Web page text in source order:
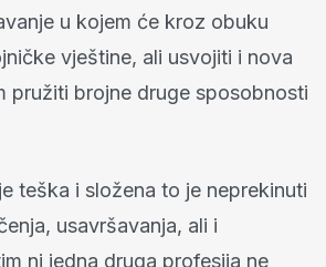
u kojem će kroz obuku
vještine, ali usvojiti i nova
pružiti brojne druge sposobnosti
teška i složena to je neprekinuti
usavršavanja, ali i
ni jedna druga profesija ne